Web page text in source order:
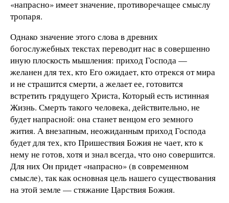
«напрасно» имеет значение, противоречащее смыслу
тропаря.
Однако значение этого слова в древних
богослужебных текстах переводит нас в совершенно
иную плоскость мышления: приход Господа —
желанен для тех, кто Его ожидает, кто отрекся от мира
и не страшится смерти, а желает ее, готовится
встретить грядущего Христа, Который есть истинная
Жизнь. Смерть такого человека, действительно, не
будет напрасной: она станет венцом его земного
жития. А внезапным, неожиданным приход Господа
будет для тех, кто Пришествия Божия не чает, кто к
нему не готов, хотя и знал всегда, что оно совершится.
Для них Он придет «напрасно» (в современном
смысле), так как основная цель нашего существования
на этой земле — стяжание Царствия Божия.